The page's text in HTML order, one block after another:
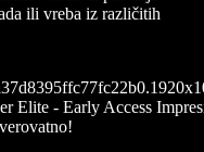
ili vreba iz različitih